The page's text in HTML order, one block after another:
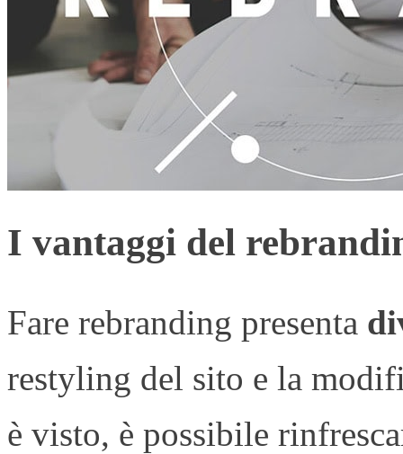
I vantaggi del
Fare rebranding presenta
restyling del sito e la
è visto, è possibile